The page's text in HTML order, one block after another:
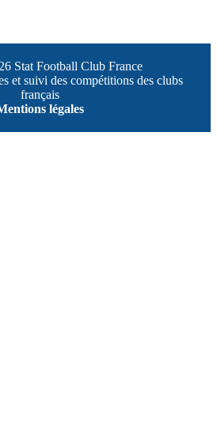
Stat Football Club France
et suivi des compétitions des clubs
français
légales